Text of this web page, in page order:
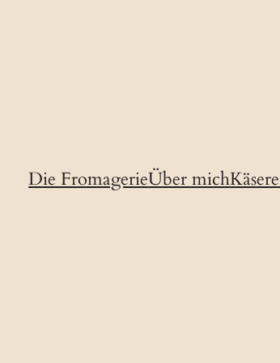
Die FromagerieÜber mich